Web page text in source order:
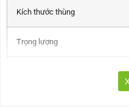
Kích thước thùng
Trọng lượng
là đơn vị duy
tại thị